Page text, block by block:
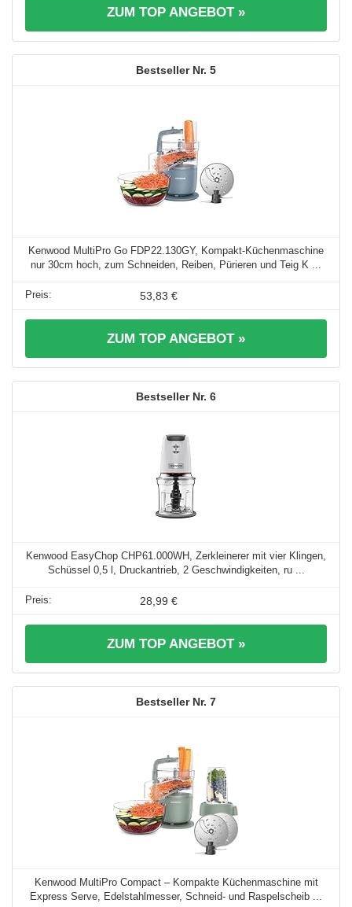
ZUM TOP ANGEBOT »
5
Kenwood MultiPro Go FDP22.130GY, Kompakt-Küchenmaschine
nur 30cm hoch, zum Schneiden, Reiben, Pürieren und Teig K ...
53,83 €
ZUM TOP ANGEBOT »
6
Kenwood EasyChop CHP61.000WH, Zerkleinerer mit vier Klingen,
Schüssel 0,5 l, Druckantrieb, 2 Geschwindigkeiten, ru ...
28,99 €
ZUM TOP ANGEBOT »
7
Kenwood MultiPro Compact – Kompakte Küchenmaschine mit
Express Serve, Edelstahlmesser, Schneid- und Raspelscheib ...